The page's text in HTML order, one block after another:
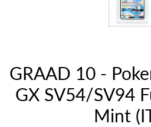
GRAAD 10 -
GX SV54/SV94
Mint